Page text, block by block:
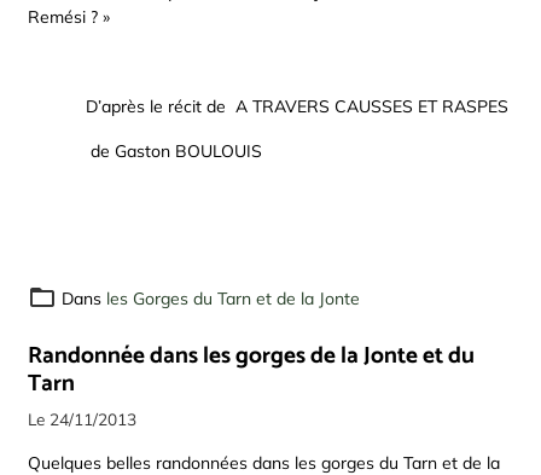
Remési ? »
D’après le récit de A TRAVERS CAUSSES ET RASPES
de Gaston BOULOUIS
Dans les Gorges du Tarn et de la Jonte
Randonnée dans les gorges de la Jonte et du
Tarn
Le 24/11/2013
Quelques belles randonnées dans les gorges du Tarn et de la